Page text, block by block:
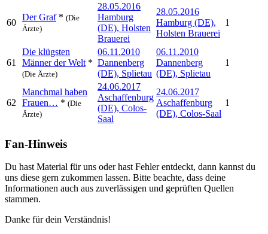
60
Der Graf* (Die
Ärzte)
28.05.2016
Hamburg
(DE), Holsten
Brauerei
28.05.2016
Hamburg (DE),
Holsten Brauerei
1
61
Die klügsten
Männer der Welt *
(Die Ärzte)
06.11.2010
Dannenberg
(DE), Splietau
06.11.2010
Dannenberg
(DE), Splietau
1
62
Manchmal haben
Frauen… * (Die
Ärzte)
24.06.2017
Aschaffenburg
(DE), Colos-
Saal
24.06.2017
Aschaffenburg
(DE), Colos-Saal
1
Fan-Hinweis
Du hast Material für uns oder hast Fehler entdeckt, dann kannst du
uns diese gern zukommen lassen. Bitte beachte, dass deine
Informationen auch aus zuverlässigen und geprüften Quellen
stammen.
Danke für dein Verständnis!